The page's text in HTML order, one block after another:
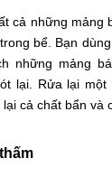
cả những mảng
bể. Bạn
những mảng
lại. Rửa lại
cả chất bẩn và